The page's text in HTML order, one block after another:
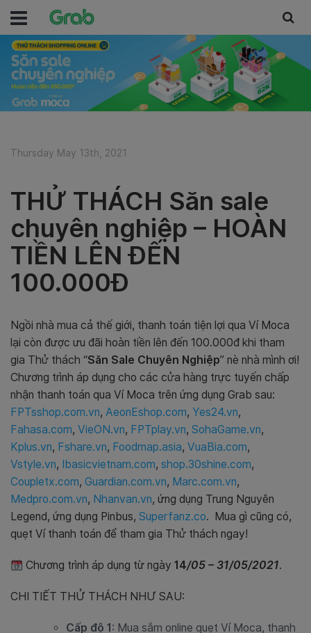
Thursday May 13th, 2021
THỬ THÁCH Săn sale
chuyên nghiệp – HOÀN
TIỀN LÊN ĐẾN
100.000Đ
Ngồi nhà mua cả thế giới, thanh toán tiện lợi qua Ví Moca
lại còn được ưu đãi hoàn tiền lên đến 100.000đ khi tham
gia Thử thách “Săn Sale Chuyên Nghiệp” nè nhà mình ơi!
Chương trình áp dụng cho các cửa hàng trực tuyến chấp
nhận thanh toán qua Ví Moca trên ứng dụng Grab sau:
FPTsshop.com.vn, AeonEshop.com, Yes24.vn,
Fahasa.com, VieON.vn, FPTplay.vn, SohaGame.vn,
Kplus.vn, Fshare.vn, Foodmap.asia, VuaBia.com,
Vstyle.vn, Ibasicvietnam.com, shop.30shine.com,
Coupletx.com, Guardian.com.vn, Marc.com.vn,
Medpro.com.vn, Nhanvan.vn, ứng dụng Trung Nguyên
Legend, ứng dụng Pinbus, Superfanz.co.
Mua gì cũng có,
quẹt Ví thanh toán để tham gia Thử thách ngay!
Chương trình áp dụng từ ngày 14/05 – 31/05/2021.
CHI TIẾT THỬ THÁCH NHƯ SAU:
Cấp độ 1 : Mua sắm online quẹt Ví Moca, thanh